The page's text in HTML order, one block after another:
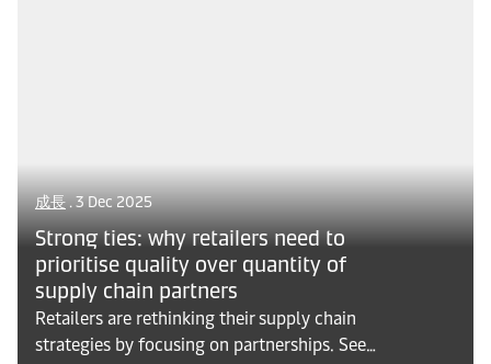
成長 . 3 Dec 2025
Strong ties: why retailers need to
prioritise quality over quantity of
supply chain partners
Retailers are rethinking their supply chain
strategies by focusing on partnerships. See